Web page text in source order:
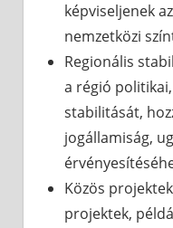
képviseljenek
nemzetközi
Regionális
a régió
stabilitását,
jogállamiság,
Közös
projektek,